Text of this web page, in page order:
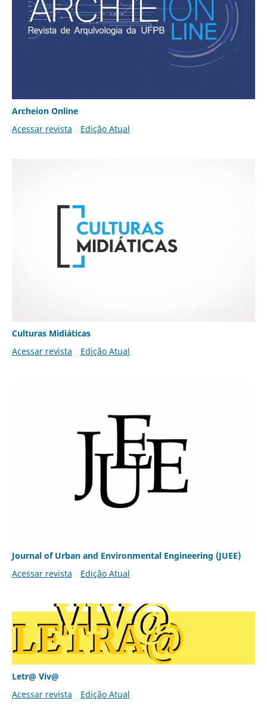
Archeion Online
Acessar revista
Edição Atual
Culturas Midiáticas
Acessar revista
Edição Atual
Journal of Urban and Environmental Engineering (JUEE)
Acessar revista
Edição Atual
Letr@ Viv@
Acessar revista
Edição Atual